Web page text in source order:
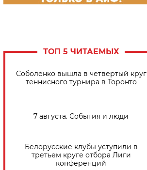
ТОП 5 ЧИТАЕМЫХ
Соболенко вышла в четвертый круг
теннисного турнира в Торонто
7 августа. События и люди
Белорусские клубы уступили в
третьем круге отбора Лиги
конференций